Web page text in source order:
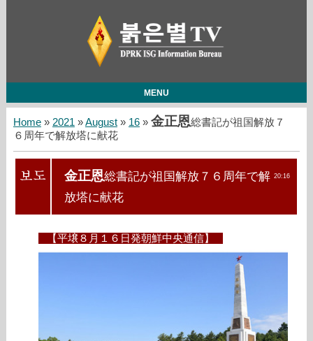
MENU
Home» 2021 »August » 16» 金正恩総書記が祖国解放７
６周年で解放塔に献花
20:16
金正恩総書記が祖国解放７６周年で解
放塔に献花
【平壌８月１６日発朝鮮中央通信】